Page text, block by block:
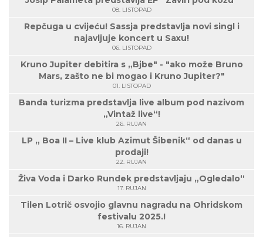
08. LISTOPAD
Repčuga u cvijeću! Sassja predstavlja novi singl i
najavljuje koncert u Saxu!
06. LISTOPAD
Kruno Jupiter debitira s „Bjbe" - "ako može Bruno
Mars, zašto ne bi mogao i Kruno Jupiter?"
01. LISTOPAD
Banda turizma predstavlja live album pod nazivom
„Vintaž live“!
26. RUJAN
LP „ Boa II – Live klub Azimut Šibenik“ od danas u
prodaji!
22. RUJAN
Živa Voda i Darko Rundek predstavljaju „Ogledalo“
17. RUJAN
Tilen Lotrič osvojio glavnu nagradu na Ohridskom
festivalu 2025.!
16. RUJAN